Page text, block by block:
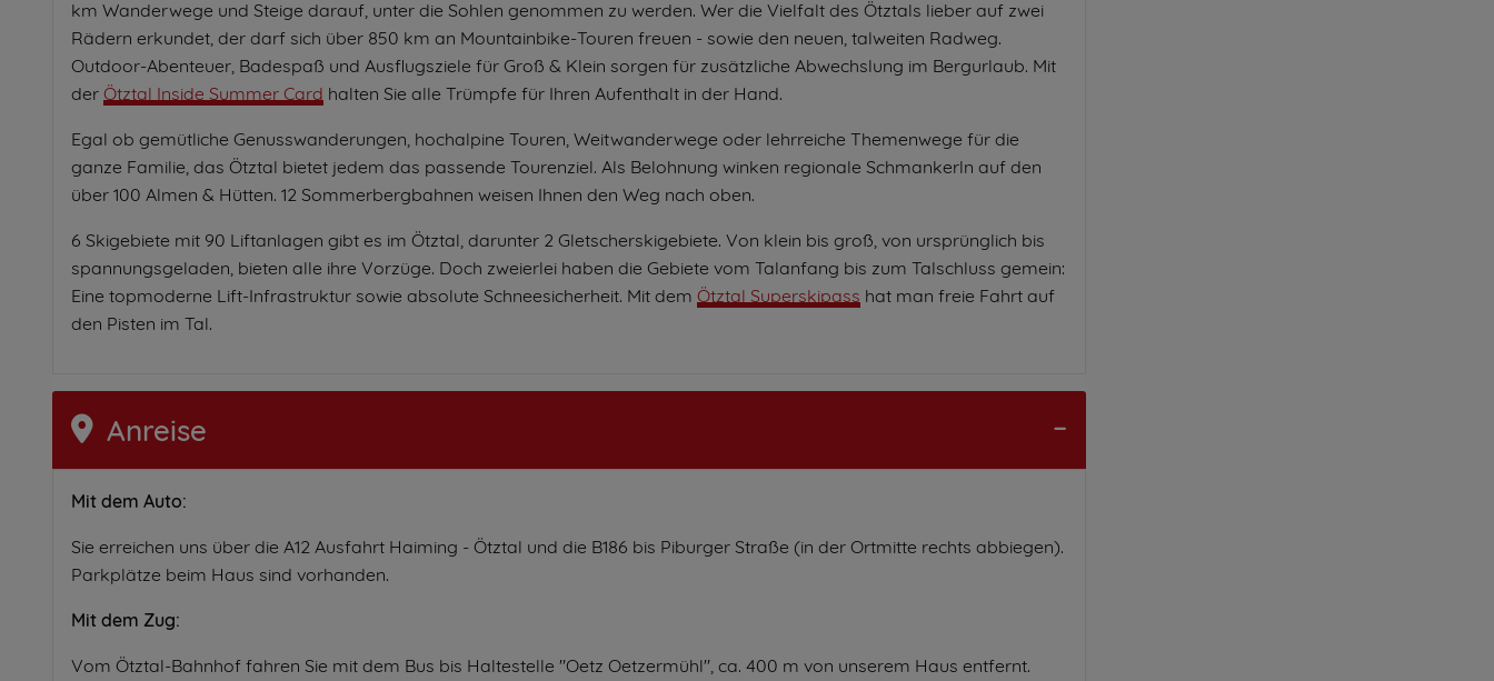
km Wanderwege und Steige darauf, unter die Sohlen genommen zu werden. Wer die Vielfalt des Ötztals lieber auf zwei
Rädern erkundet, der darf sich über 850 km an Mountainbike-Touren freuen - sowie den neuen, talweiten Radweg.
Outdoor-Abenteuer, Badespaß und Ausflugsziele für Groß & Klein sorgen für zusätzliche Abwechslung im Bergurlaub. Mit
der Ötztal Inside Summer Card halten Sie alle Trümpfe für Ihren Aufenthalt in der Hand.
Egal ob gemütliche Genusswanderungen, hochalpine Touren, Weitwanderwege oder lehrreiche Themenwege für die
ganze Familie, das Ötztal bietet jedem das passende Tourenziel. Als Belohnung winken regionale Schmankerln auf den
über 100 Almen & Hütten. 12 Sommerbergbahnen weisen Ihnen den Weg nach oben.
6 Skigebiete mit 90 Liftanlagen gibt es im Ötztal, darunter 2 Gletscherskigebiete. Von klein bis groß, von ursprünglich bis
spannungsgeladen, bieten alle ihre Vorzüge. Doch zweierlei haben die Gebiete vom Talanfang bis zum Talschluss gemein:
Eine topmoderne Lift-Infrastruktur sowie absolute Schneesicherheit. Mit dem Ötztal Superskipass hat man freie Fahrt auf
den Pisten im Tal.
Anreise
Mit dem Auto:
Sie erreichen uns über die A12 Ausfahrt Haiming - Ötztal und die B186 bis Piburger Straße (in der Ortmitte rechts abbiegen).
Parkplätze beim Haus sind vorhanden.
Mit dem Zug:
Vom Ötztal-Bahnhof fahren Sie mit dem Bus bis Haltestelle "Oetz Oetzermühl", ca. 400 m von unserem Haus entfernt.